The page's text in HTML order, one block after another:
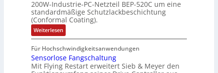
t
d
u
r
c
h
d
d
e
s
V
D
M
A
E
g
e
n
J
a
h
r
r
b
e
i
S
P
N
i
l
l
i
o
e
m
a
t
i
o
e
o
d
u
l
e
m
i
t
2
200W-Industrie-PC-Netzteil BEP-520C um eine
standardmäßige Schutzlackbeschichtung
(Conformal Coating).
Weiterlesen:
I
C
-
N
e
Für Hochschwindigkeitsanwendungen
Sensorlose Fangschaltung
Mit Flying Restart erweitert Sieb & Meyer den